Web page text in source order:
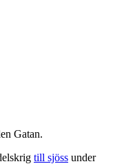
Gatan.
till sjöss under